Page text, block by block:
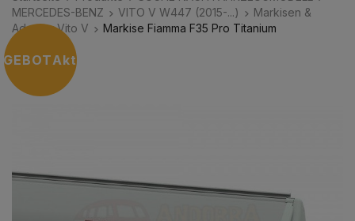
MERCEDES-BENZ
VITO V W447 (2015-...)
Markisen &
Adapter Vito V
Markise Fiamma F35 Pro Titanium
Aktion